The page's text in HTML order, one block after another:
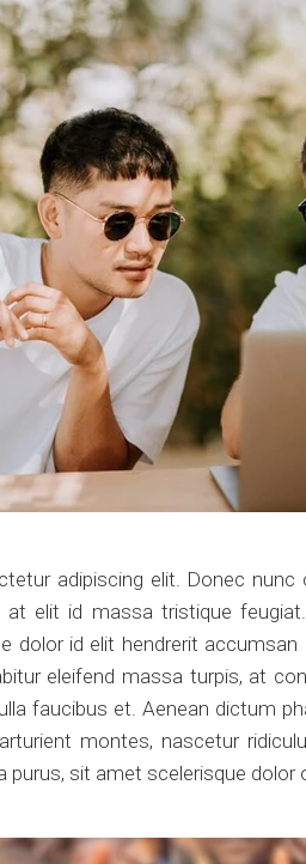
adipiscing elit. Donec
elit id massa tristique
dolor id elit hendrerit accumsan
eleifend massa turpis, at
faucibus et. Aenean dictum
montes, nascetur
purus, sit amet scelerisque dolor